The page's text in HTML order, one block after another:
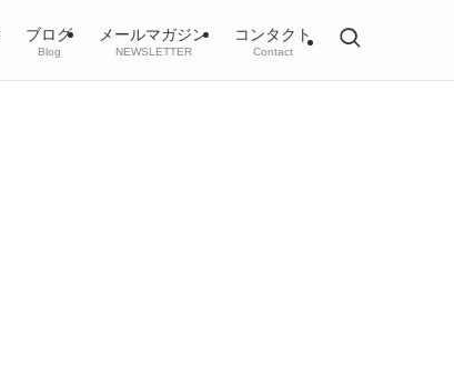
ブログ
Blog
メールマガジン
NEWSLETTER
コンタクト
Contact